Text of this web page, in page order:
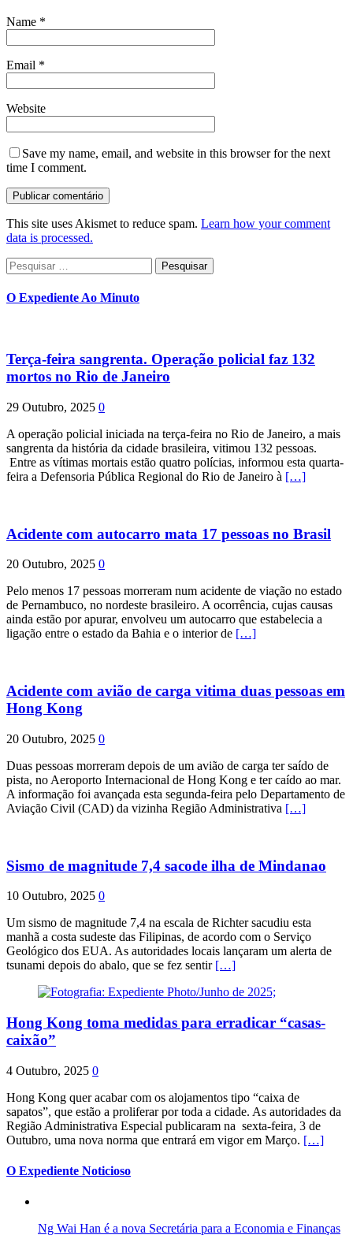
Name *
Email *
Website
Save my name, email, and website in this browser for the next
time I comment.
This site uses Akismet to reduce spam. Learn how your comment
data is processed.
Pesquisar
por:
O Expediente Ao Minuto
Terça-feira sangrenta. Operação policial faz 132
mortos no Rio de Janeiro
29 Outubro, 2025 0
A operação policial iniciada na terça-feira no Rio de Janeiro, a mais
sangrenta da história da cidade brasileira, vitimou 132 pessoas.
Entre as vítimas mortais estão quatro polícias, informou esta quarta-
feira a Defensoria Pública Regional do Rio de Janeiro à […]
Acidente com autocarro mata 17 pessoas no Brasil
20 Outubro, 2025 0
Pelo menos 17 pessoas morreram num acidente de viação no estado
de Pernambuco, no nordeste brasileiro. A ocorrência, cujas causas
ainda estão por apurar, envolveu um autocarro que estabelecia a
ligação entre o estado da Bahia e o interior de […]
Acidente com avião de carga vitima duas pessoas em
Hong Kong
20 Outubro, 2025 0
Duas pessoas morreram depois de um avião de carga ter saído de
pista, no Aeroporto Internacional de Hong Kong e ter caído ao mar.
A informação foi avançada esta segunda-feira pelo Departamento de
Aviação Civil (CAD) da vizinha Região Administrativa […]
Sismo de magnitude 7,4 sacode ilha de Mindanao
10 Outubro, 2025 0
Um sismo de magnitude 7,4 na escala de Richter sacudiu esta
manhã a costa sudeste das Filipinas, de acordo com o Serviço
Geológico dos EUA. As autoridades locais lançaram um alerta de
tsunami depois do abalo, que se fez sentir […]
Hong Kong toma medidas para erradicar “casas-
caixão”
4 Outubro, 2025 0
Hong Kong quer acabar com os alojamentos tipo “caixa de
sapatos”, que estão a proliferar por toda a cidade. As autoridades da
Região Administrativa Especial publicaram na sexta-feira, 3 de
Outubro, uma nova norma que entrará em vigor em Março. […]
O Expediente Noticioso
Ng Wai Han é a nova Secretária para a Economia e Finanças